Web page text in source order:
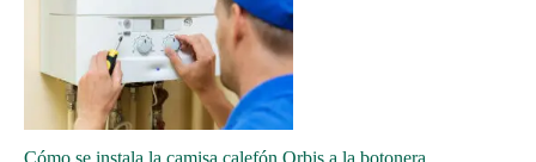
Cómo se instala la camisa calefón Orbis a la botonera